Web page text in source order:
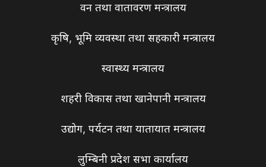
वन तथा वातावरण मन्त्रालय
कृषि, भूमि व्यवस्था तथा सहकारी मन्त्रालय
स्वास्थ्य मन्त्रालय
शहरी विकास तथा खानेपानी मन्त्रालय
उद्योग, पर्यटन तथा यातायात मन्त्रालय
लुम्बिनी प्रदेश सभा कार्यालय